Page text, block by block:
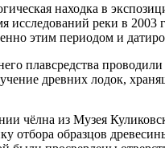
находка в
исследований реки в 2003
этим периодом и
плавсредства
древних лодок,
чёлна из Музея
отбора образцов